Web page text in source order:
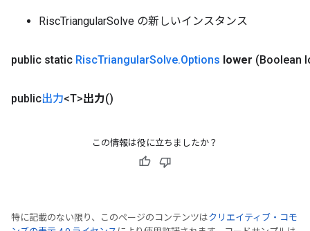
RiscTriangularSolve の新しいインスタンス
public static RiscTriangularSolve.Options lower (Boolean
public出力<T>出力()
この情報は役に立ちましたか？
特に記載のない限り、このページのコンテンツはクリエイティブ・コモ